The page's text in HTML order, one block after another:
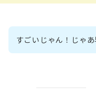
すごいじゃん！じゃ